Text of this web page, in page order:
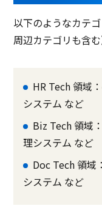
以下のようなカテ
周辺カテゴリも含む
HR Tech 領域
システム など
Biz Tech 領域
理システム など
Doc Tech 領域
システム など